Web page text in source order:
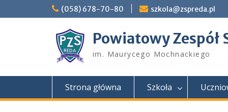
to
(058) 678-70-80 szkola@zspreda.pl
Powiatowy Zespół
im. Maurycego Mochnackiego
Strona główna Szkoła